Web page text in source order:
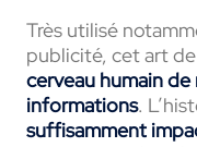
Très utilisé
publicité, cet art
cerveau humain
informations.
suffisamment